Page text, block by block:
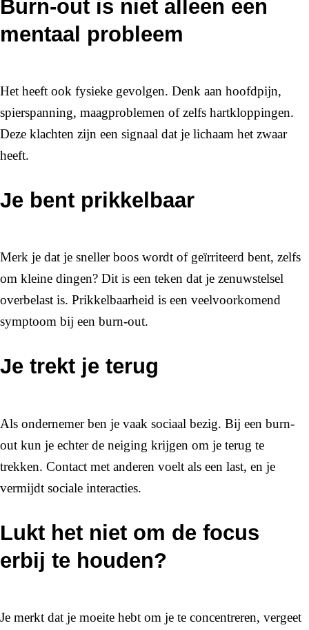
Burn-out is niet alleen een
mentaal probleem
Het heeft ook fysieke gevolgen. Denk aan hoofdpijn,
spierspanning, maagproblemen of zelfs hartkloppingen.
Deze klachten zijn een signaal dat je lichaam het zwaar
heeft.
Je bent prikkelbaar
Merk je dat je sneller boos wordt of geïrriteerd bent, zelfs
om kleine dingen? Dit is een teken dat je zenuwstelsel
overbelast is. Prikkelbaarheid is een veelvoorkomend
symptoom bij een burn-out.
Je trekt je terug
Als ondernemer ben je vaak sociaal bezig. Bij een burn-
out kun je echter de neiging krijgen om je terug te
trekken. Contact met anderen voelt als een last, en je
vermijdt sociale interacties.
Lukt het niet om de focus
erbij te houden?
Je merkt dat je moeite hebt om je te concentreren, vergeet